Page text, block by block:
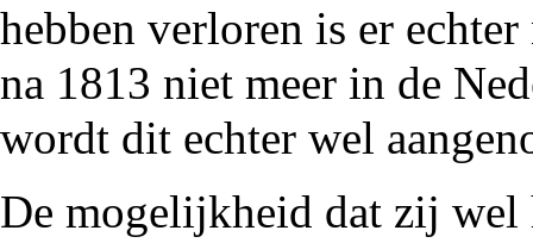
hebben verloren is er
na 1813 niet meer in de
wordt dit echter wel
De mogelijkheid dat zij wel